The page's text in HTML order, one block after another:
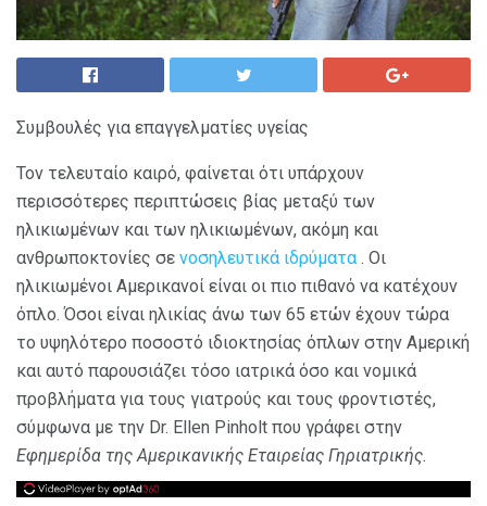
Συμβουλές για επαγγελματίες υγείας
Τον τελευταίο καιρό, φαίνεται ότι υπάρχουν
περισσότερες περιπτώσεις βίας μεταξύ των
ηλικιωμένων και των ηλικιωμένων, ακόμη και
ανθρωποκτονίες σε νοσηλευτικά ιδρύματα . Οι
ηλικιωμένοι Αμερικανοί είναι οι πιο πιθανό να κατέχουν
όπλο. Όσοι είναι ηλικίας άνω των 65 ετών έχουν τώρα
το υψηλότερο ποσοστό ιδιοκτησίας όπλων στην Αμερική
και αυτό παρουσιάζει τόσο ιατρικά όσο και νομικά
προβλήματα για τους γιατρούς και τους φροντιστές,
σύμφωνα με την Dr. Ellen Pinholt που γράφει στην
Εφημερίδα της Αμερικανικής Εταιρείας Γηριατρικής.